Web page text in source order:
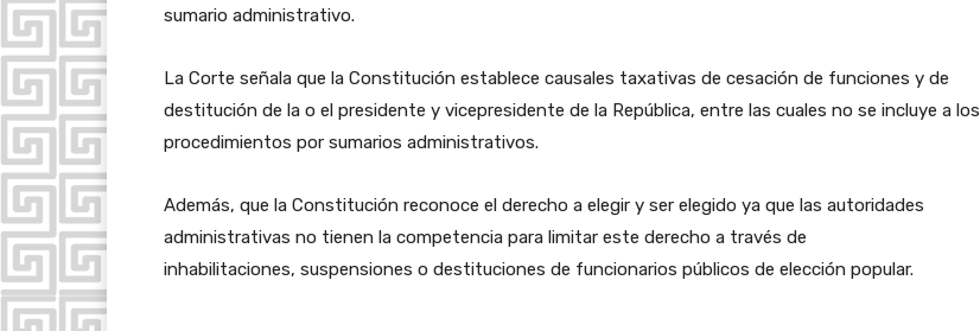
sumario administrativo.
La Corte señala que la Constitución establece causales taxativas de cesación de funciones y de
destitución de la o el presidente y vicepresidente de la República, entre las cuales no se incluye a los
procedimientos por sumarios administrativos.
Además, que la Constitución reconoce el derecho a elegir y ser elegido ya que las autoridades
administrativas no tienen la competencia para limitar este derecho a través de
inhabilitaciones, suspensiones o destituciones de funcionarios públicos de elección popular.